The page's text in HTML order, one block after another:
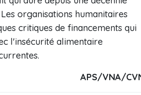
organisations humanitaires
critiques de financements qui
l'insécurité alimentaire
APS/VNA/